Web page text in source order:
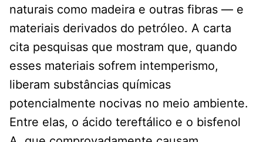
naturais como madeira e outras fibras — e
materiais derivados do petróleo. A carta
cita pesquisas que mostram que, quando
esses materiais sofrem intemperismo,
liberam substâncias químicas
potencialmente nocivas no meio ambiente.
Entre elas, o ácido tereftálico e o bisfenol